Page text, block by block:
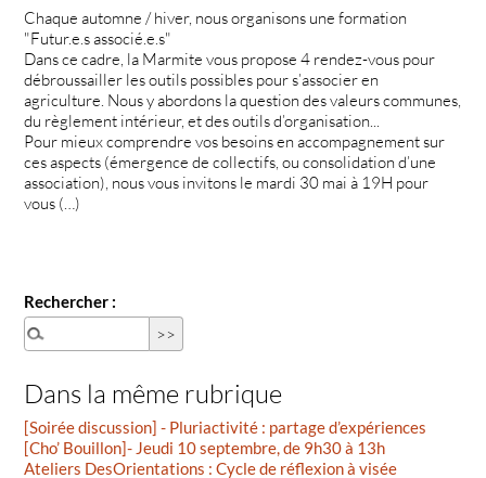
Chaque automne / hiver, nous organisons une formation
"Futur.e.s associé.e.s"
Dans ce cadre, la Marmite vous propose 4 rendez-vous pour
débroussailler les outils possibles pour s’associer en
agriculture. Nous y abordons la question des valeurs communes,
du règlement intérieur, et des outils d’organisation...
Pour mieux comprendre vos besoins en accompagnement sur
ces aspects (émergence de collectifs, ou consolidation d’une
association), nous vous invitons le mardi 30 mai à 19H pour
vous (…)
Rechercher :
Dans la même rubrique
[Soirée discussion] - Pluriactivité : partage d’expériences
[Cho’ Bouillon]- Jeudi 10 septembre, de 9h30 à 13h
Ateliers DesOrientations : Cycle de réflexion à visée